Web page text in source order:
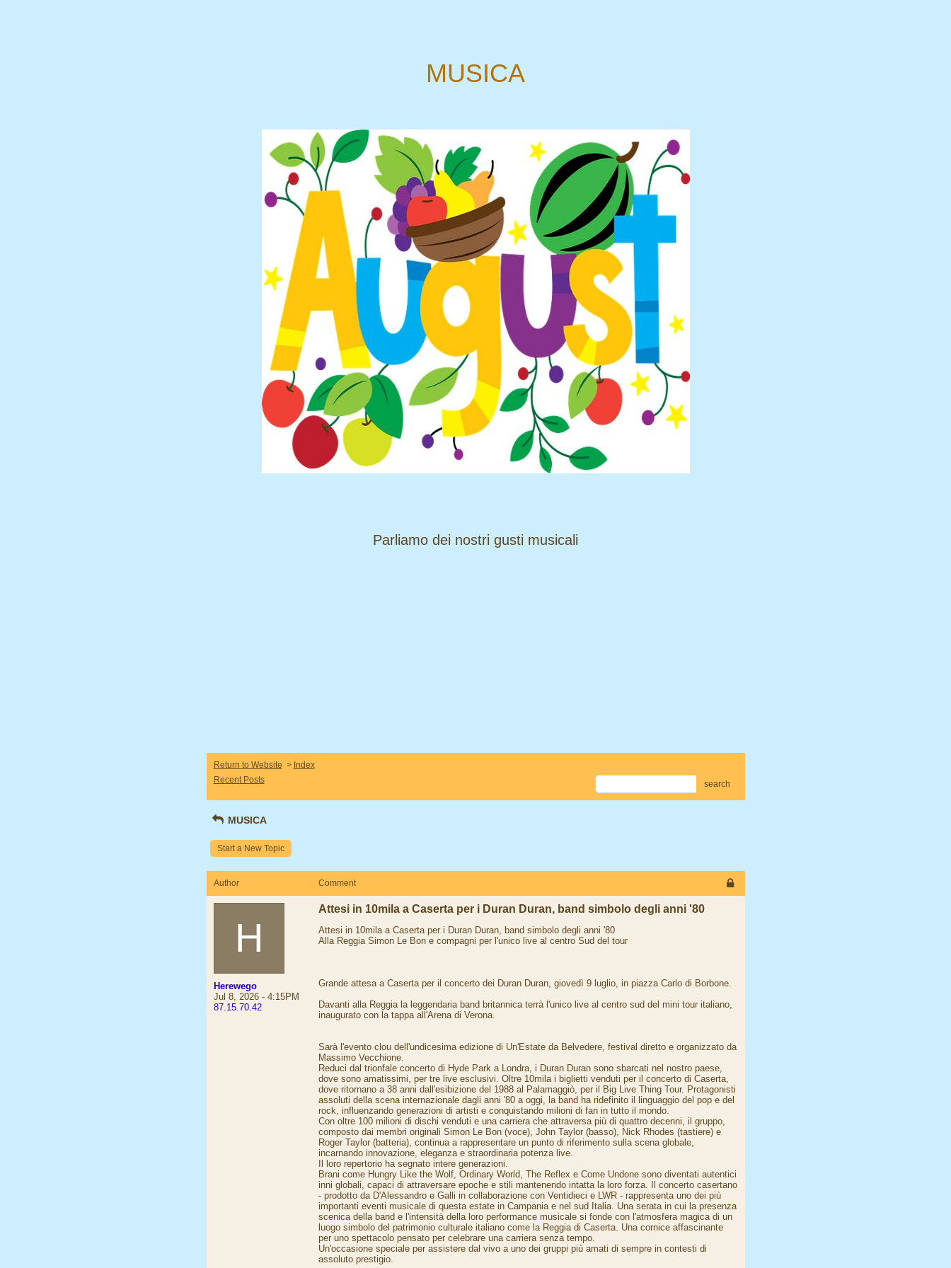
MUSICA
​​​​​​​Parliamo dei nostri gusti musicali
Return to Website > Index
Recent Posts
search
MUSICA
Start a New Topic
Author Comment
H
Herewego
Jul 8, 2026 - 4:15PM
87.15.70.42
Attesi in 10mila a Caserta per i Duran Duran, band simbolo degli anni '80
Attesi in 10mila a Caserta per i Duran Duran, band simbolo degli anni '80
Alla Reggia Simon Le Bon e compagni per l'unico live al centro Sud del tour
Grande attesa a Caserta per il concerto dei Duran Duran, giovedì 9 luglio, in piazza Carlo di Borbone.
Davanti alla Reggia la leggendaria band britannica terrà l'unico live al centro sud del mini tour italiano,
inaugurato con la tappa all'Arena di Verona.
Sarà l'evento clou dell'undicesima edizione di Un'Estate da Belvedere, festival diretto e organizzato da
Massimo Vecchione.
Reduci dal trionfale concerto di Hyde Park a Londra, i Duran Duran sono sbarcati nel nostro paese,
dove sono amatissimi, per tre live esclusivi. Oltre 10mila i biglietti venduti per il concerto di Caserta,
dove ritornano a 38 anni dall'esibizione del 1988 al Palamaggiò, per il Big Live Thing Tour. Protagonisti
assoluti della scena internazionale dagli anni '80 a oggi, la band ha ridefinito il linguaggio del pop e del
rock, influenzando generazioni di artisti e conquistando milioni di fan in tutto il mondo.
Con oltre 100 milioni di dischi venduti e una carriera che attraversa più di quattro decenni, il gruppo,
composto dai membri originali Simon Le Bon (voce), John Taylor (basso), Nick Rhodes (tastiere) e
Roger Taylor (batteria), continua a rappresentare un punto di riferimento sulla scena globale,
incarnando innovazione, eleganza e straordinaria potenza live.
Il loro repertorio ha segnato intere generazioni.
Brani come Hungry Like the Wolf, Ordinary World, The Reflex e Come Undone sono diventati autentici
inni globali, capaci di attraversare epoche e stili mantenendo intatta la loro forza. Il concerto casertano
- prodotto da D'Alessandro e Galli in collaborazione con Ventidieci e LWR - rappresenta uno dei più
importanti eventi musicale di questa estate in Campania e nel sud Italia. Una serata in cui la presenza
scenica della band e l'intensità della loro performance musicale si fonde con l'atmosfera magica di un
luogo simbolo del patrimonio culturale italiano come la Reggia di Caserta. Una cornice affascinante
per uno spettacolo pensato per celebrare una carriera senza tempo.
Un'occasione speciale per assistere dal vivo a uno dei gruppi più amati di sempre in contesti di
assoluto prestigio.